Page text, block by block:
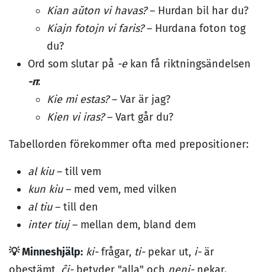
Kian aŭton vi havas?– Hurdan bil har du?
Kiajn fotojn vi faris?– Hurdana foton tog
du?
Ord som slutar på -ekan få riktningsändelsen
-n:
Kie mi estas?– Var är jag?
Kien vi iras?– Vart går du?
Tabellorden förekommer ofta med prepositioner:
al kiu– till vem
kun kiu– med vem, med vilken
al tiu– till den
inter tiuj– mellan dem, bland dem
💡 Minneshjälp: ki-frågar, ti-pekar ut, i-är